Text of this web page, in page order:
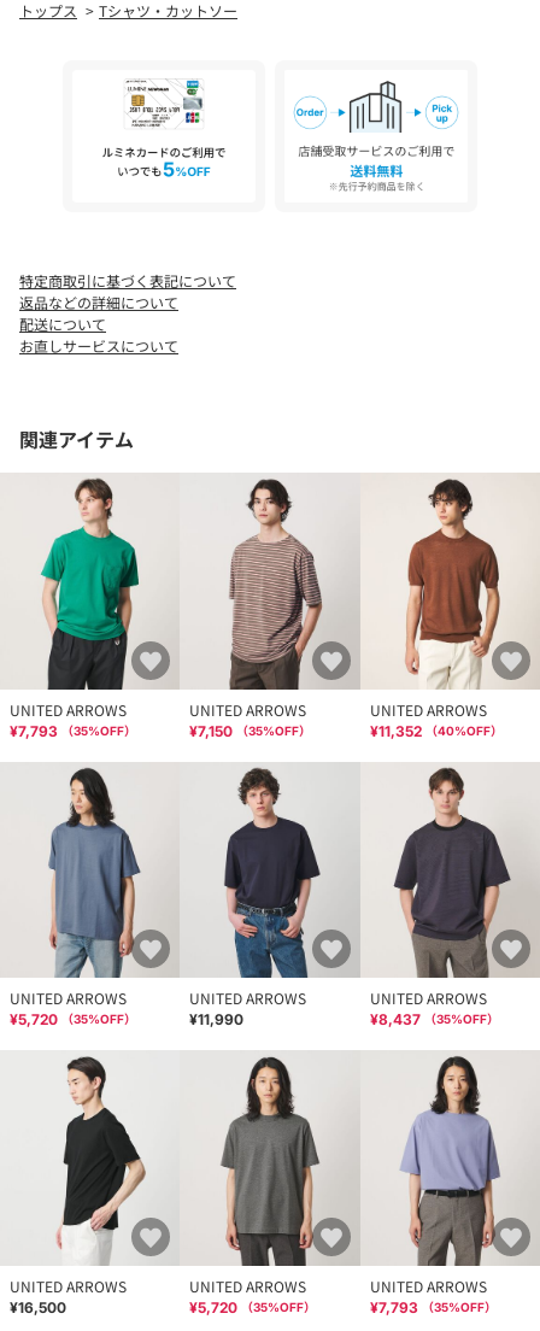
トップス Tシャツ・カットソー
特定商取引に基づく表記について
返品などの詳細について
配送について
お直しサービスについて
関連アイテム
UNITED ARROWS
¥7,793 （35%OFF）
UNITED ARROWS
¥7,150 （35%OFF）
UNITED ARROWS
¥11,352 （40%OFF）
UNITED ARROWS
¥5,720 （35%OFF）
UNITED ARROWS
¥11,990
UNITED ARROWS
¥8,437 （35%OFF）
UNITED ARROWS
¥16,500
UNITED ARROWS
¥5,720 （35%OFF）
UNITED ARROWS
¥7,793 （35%OFF）